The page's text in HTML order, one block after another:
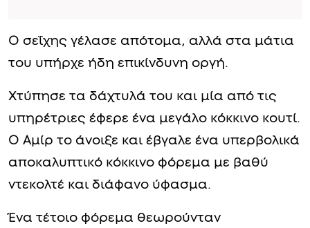
Ο σεΐχης γέλασε απότομα, αλλά στα μάτια
του υπήρχε ήδη επικίνδυνη οργή.
Χτύπησε τα δάχτυλά του και μία από τις
υπηρέτριες έφερε ένα μεγάλο κόκκινο κουτί.
Ο Αμίρ το άνοιξε και έβγαλε ένα υπερβολικά
αποκαλυπτικό κόκκινο φόρεμα με βαθύ
ντεκολτέ και διάφανο ύφασμα.
Ένα τέτοιο φόρεμα θεωρούνταν